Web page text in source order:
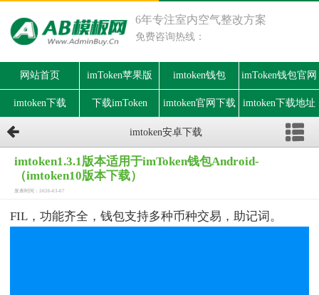
6年专注室内空气整改方案
免费咨询热线：
网站首页 imToken苹果版 imtoken钱包 imToken钱包官网
imtoken下载 下载imToken imtoken官网下载 imtoken下载地址
imtoken安卓下载
imtoken1.3.1版本适用于imToken钱包Android-
（imtoken10版本下载）
发表时间：2026-03-07
FIL，功能齐全，钱包支持多种币种交易，助记词。